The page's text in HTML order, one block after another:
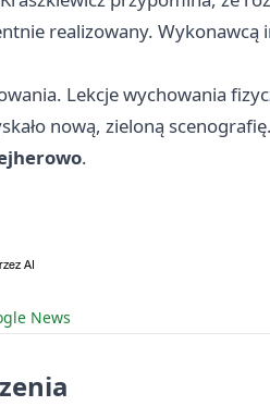
realizowany. Wykonawcą
Lekcje wychowania
nową, zieloną scenografię.
.
News